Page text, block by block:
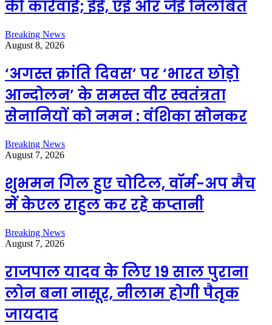
की कार्रवाई; ईई, एई और जेई निलंबित
Breaking News
August 8, 2026
‘अगस्त क्रांति दिवस’ पर ‘भारत छोड़ो
आन्दोलन’ के समस्त वीर स्वतंत्रता
सेनानियों को नमन : वंशिका सोनकर
Breaking News
August 7, 2026
शुभमन गिल हुए चोटिल, वॉर्म-अप मैच
में केएल राहुल कर रहे कप्तानी
Breaking News
August 7, 2026
राजपाल यादव के लिए 19 साल पुराना
लोन बना नासूर, नीलाम होगी पैतृक
जायदाद